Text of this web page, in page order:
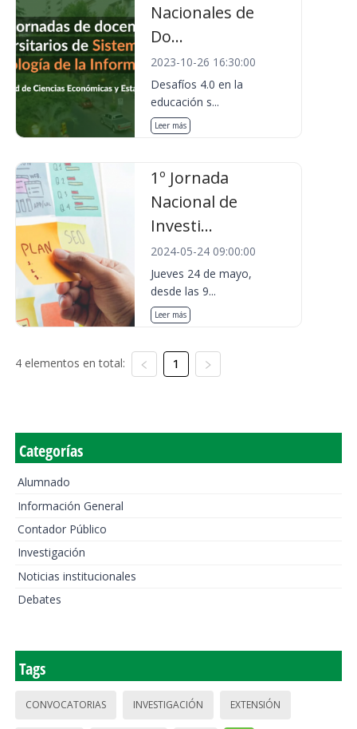
Nacionales de
Do...
2023-10-26 16:30:00
Desafíos 4.0 en la
educación s...
Leer más
1º Jornada
Nacional de
Investi...
2024-05-24 09:00:00
Jueves 24 de mayo,
desde las 9...
Leer más
4 elementos en total: 1
Categorías
Alumnado
Información General
Contador Público
Investigación
Noticias institucionales
Debates
Tags
CONVOCATORIAS INVESTIGACIÓN EXTENSIÓN